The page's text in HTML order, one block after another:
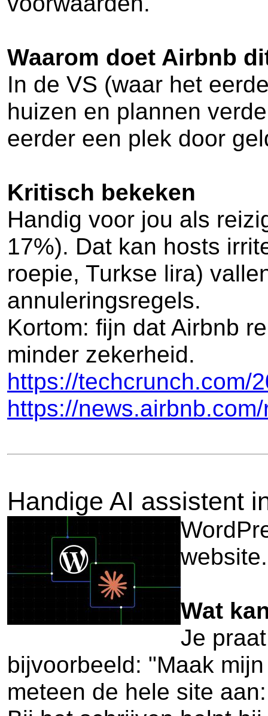
Waarom doet Airbnb
In de VS (waar het
huizen en plannen
eerder een plek door
Kritisch bekeken
Handig voor jou als
17%). Dat kan hosts
roepie, Turkse lira)
annuleringsregels.
Kortom: fijn dat Airbnb
minder zekerheid.
https://techcrunch.com/
https://
Handige AI assistent
Wat
Je
bijvoorbeeld: "Maak
meteen de hele site